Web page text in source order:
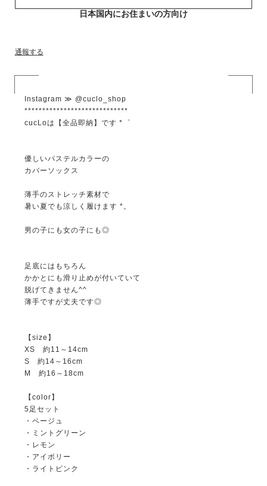
日本国内にお住まいの方向け
通報する
Instagram ≫ @cuclo_shop
*****************************
cucLoは【全品即納】です *゜
優しいパステルカラーの
カバーソックス
薄手のストレッチ素材で
暑い夏でも涼しく履けます *。
男の子にも女の子にも◎
足底にはもちろん
かかとにも滑り止めが付いていて
脱げてきません^^
薄手ですが丈夫です◎
【size】
XS 約11～14cm
S 約14～16cm
M 約16～18cm
【color】
5足セット
・ベージュ
・ミントグリーン
・レモン
・アイボリー
・ライトピンク